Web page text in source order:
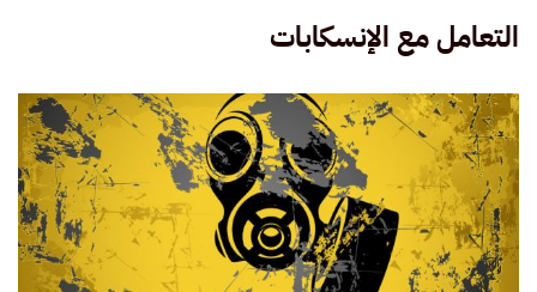
التعامل مع الإنسكابات